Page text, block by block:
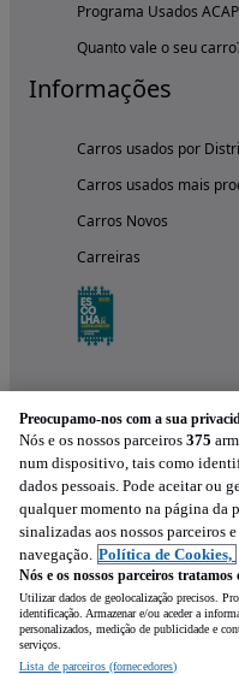
Programa Usados ACAP
Quanto vale o seu
Informações
Carros usados por
Carros usados mais
Carros Novos
Carreiras
Preocupamo-nos com a sua
Nós e os nossos parceiros 375
num dispositivo, tais como
dados pessoais. Pode aceitar ou
qualquer momento na página da
sinalizadas aos nossos parceiros
navegação. Política de Cookies,
Nós e os nossos parceiros
Utilizar dados de geolocalização precisos.
identificação. Armazenar e/ou aceder a
personalizados, medição de publicidade e
serviços.
Lista de parceiros (fornecedores)